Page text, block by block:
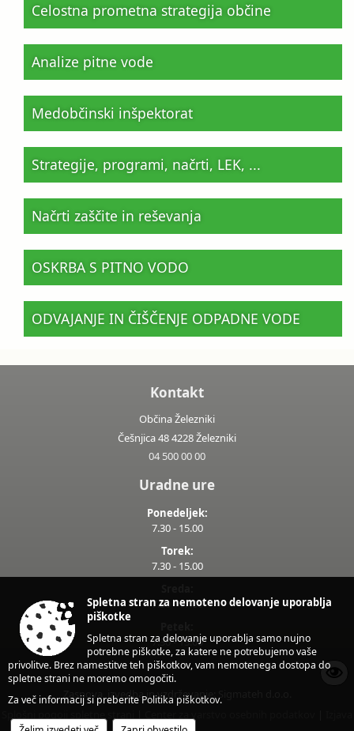
Celostna prometna strategija občine
Analize pitne vode
Medobčinski inšpektorat
Strategije, programi, načrti, LEK, ...
Načrti zaščite in reševanja
OSKRBA S PITNO VODO
ODVAJANJE IN ČIŠČENJE ODPADNE VODE
Kontakt
Občina Železniki
Češnjica 48 4228 Železniki
04 500 00 00
Uradne ure
Ponedeljek:
7.30 - 15.00
Torek:
7.30 - 15.00
7.30 - 17.00
7.30 - 13.00
Zasnova, izvedba in vzdrževanje: Sigmateh d.o.o.
Spletna stran za nemoteno delovanje uporablja
piškotke
Spletna stran za delovanje uporablja samo nujno
potrebne piškotke, za katere ne potrebujemo vaše
privolitve. Brez namestitve teh piškotkov, vam nemotenega dostopa do
spletne strani ne moremo omogočiti.
Za več informacij si preberite Politika piškotkov.